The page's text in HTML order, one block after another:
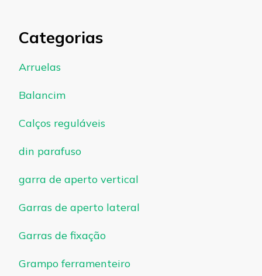
Categorias
Arruelas
Balancim
Calços reguláveis
din parafuso
garra de aperto vertical
Garras de aperto lateral
Garras de fixação
Grampo ferramenteiro